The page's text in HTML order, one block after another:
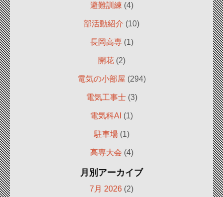
避難訓練 (4)
部活動紹介 (10)
長岡高専(1)
開花(2)
電気の小部屋 (294)
電気工事士(3)
電気科AI (1)
駐車場(1)
高専大会 (4)
月別アーカイブ
7月 2026 (2)